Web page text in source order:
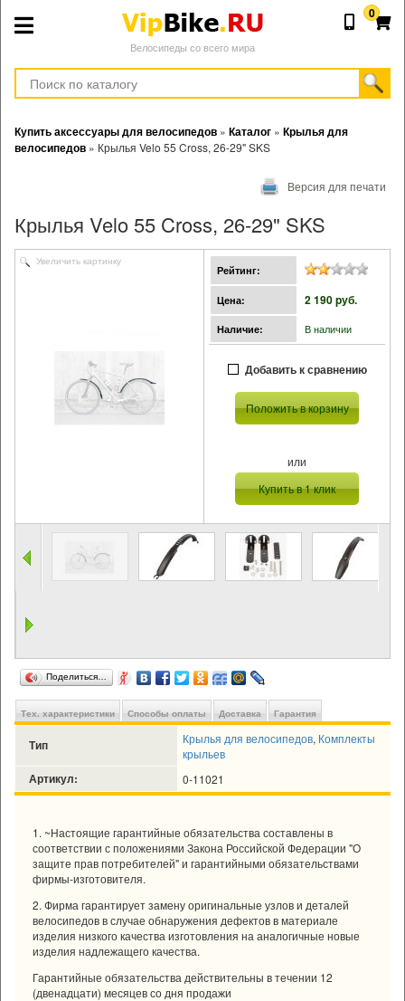
Велосипеды со всего мира
0
Купить аксессуары для велосипедов » Каталог » Крылья для
велосипедов » Крылья Velo 55 Cross, 26-29" SKS
Версия для печати
Крылья Velo 55 Cross, 26-29" SKS
Увеличить картинку
Рейтинг:
Цена: 2 190 pуб.
Наличие: В наличии
Добавить к сравнению
Положить в корзину
или
Купить в 1 клик
Поделиться…
Тех. характеристики Способы оплаты Доставка Гарантия
Тип Крылья для велосипедов, Комплекты
крыльев
Артикул: 0-11021
1. ~Настоящие гарантийные обязательства составлены в
соответствии с положениями Закона Российской Федерации "О
защите прав потребителей" и гарантийными обязательствами
фирмы-изготовителя.
2. Фирма гарантирует замену оригинальные узлов и деталей
велосипедов в случае обнаружения дефектов в материале
изделия низкого качества изготовления на аналогичные новые
изделия надлежащего качества.
Гарантийные обязательства действительны в течении 12
(двенадцати) месяцев со дня продажи